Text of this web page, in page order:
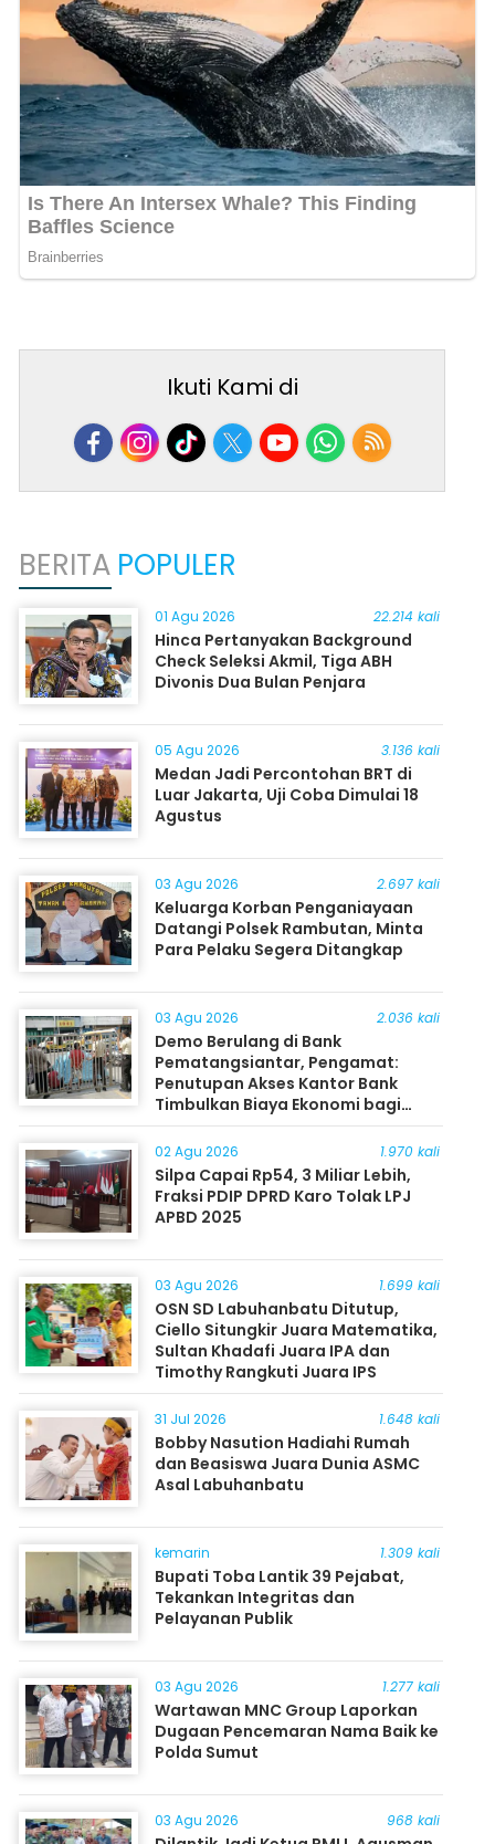
Ikuti Kami di
BERITA POPULER
01 Agu 2026 22.214 kali
Hinca Pertanyakan Background
Check Seleksi Akmil, Tiga ABH
Divonis Dua Bulan Penjara
05 Agu 2026 3.136 kali
Medan Jadi Percontohan BRT di
Luar Jakarta, Uji Coba Dimulai 18
Agustus
03 Agu 2026 2.697 kali
Keluarga Korban Penganiayaan
Datangi Polsek Rambutan, Minta
Para Pelaku Segera Ditangkap
03 Agu 2026 2.036 kali
Demo Berulang di Bank
Pematangsiantar, Pengamat:
Penutupan Akses Kantor Bank
Timbulkan Biaya Ekonomi bagi
Masyarakat
02 Agu 2026 1.970 kali
Silpa Capai Rp54, 3 Miliar Lebih,
Fraksi PDIP DPRD Karo Tolak LPJ
APBD 2025
03 Agu 2026 1.699 kali
OSN SD Labuhanbatu Ditutup,
Ciello Situngkir Juara Matematika,
Sultan Khadafi Juara IPA dan
Timothy Rangkuti Juara IPS
31 Jul 2026 1.648 kali
Bobby Nasution Hadiahi Rumah
dan Beasiswa Juara Dunia ASMC
Asal Labuhanbatu
kemarin 1.309 kali
Bupati Toba Lantik 39 Pejabat,
Tekankan Integritas dan
Pelayanan Publik
03 Agu 2026 1.277 kali
Wartawan MNC Group Laporkan
Dugaan Pencemaran Nama Baik ke
Polda Sumut
03 Agu 2026 968 kali